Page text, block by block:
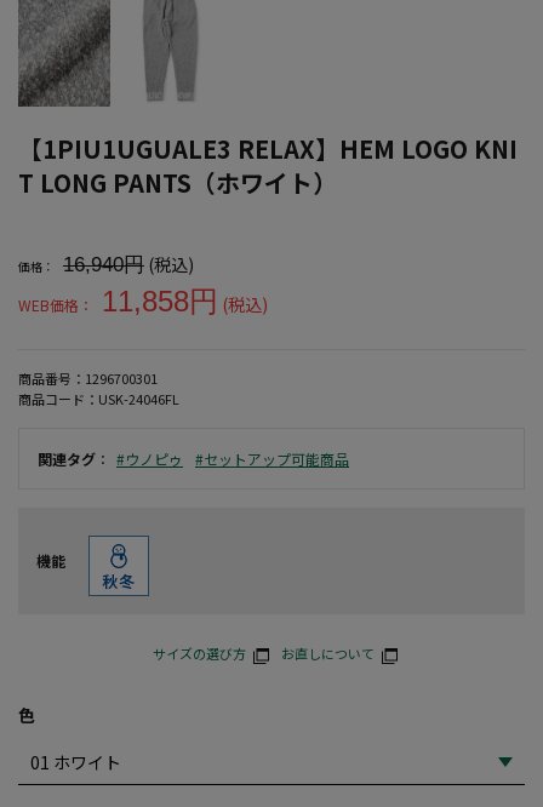
【1PIU1UGUALE3 RELAX】HEM LOGO KNI
T LONG PANTS（ホワイト）
価格： 16,940円 (税込)
WEB価格： 11,858円 (税込)
商品番号： 1296700301
商品コード： USK-24046FL
関連タグ ： #ウノピゥ #セットアップ可能商品
機能
サイズの選び方 お直しについて
色